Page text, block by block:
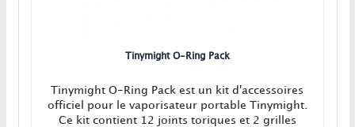
Tinymight O-Ring Pack
Tinymight O-Ring Pack est un kit d'accessoires
officiel pour le vaporisateur portable Tinymight.
Ce kit contient 12 joints toriques et 2 grilles